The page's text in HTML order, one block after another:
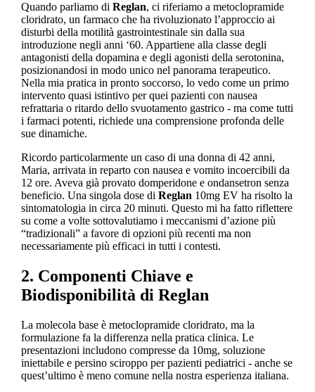
Quando parliamo di Reglan, ci riferiamo a metoclopramide
cloridrato, un farmaco che ha rivoluzionato l’approccio ai
disturbi della motilità gastrointestinale sin dalla sua
introduzione negli anni ‘60. Appartiene alla classe degli
antagonisti della dopamina e degli agonisti della serotonina,
posizionandosi in modo unico nel panorama terapeutico.
Nella mia pratica in pronto soccorso, lo vedo come un primo
intervento quasi istintivo per quei pazienti con nausea
refrattaria o ritardo dello svuotamento gastrico - ma come tutti
i farmaci potenti, richiede una comprensione profonda delle
sue dinamiche.
Ricordo particolarmente un caso di una donna di 42 anni,
Maria, arrivata in reparto con nausea e vomito incoercibili da
12 ore. Aveva già provato domperidone e ondansetron senza
beneficio. Una singola dose di Reglan 10mg EV ha risolto la
sintomatologia in circa 20 minuti. Questo mi ha fatto riflettere
su come a volte sottovalutiamo i meccanismi d’azione più
“tradizionali” a favore di opzioni più recenti ma non
necessariamente più efficaci in tutti i contesti.
2. Componenti Chiave e
Biodisponibilità di Reglan
La molecola base è metoclopramide cloridrato, ma la
formulazione fa la differenza nella pratica clinica. Le
presentazioni includono compresse da 10mg, soluzione
iniettabile e persino sciroppo per pazienti pediatrici - anche se
quest’ultimo è meno comune nella nostra esperienza italiana.